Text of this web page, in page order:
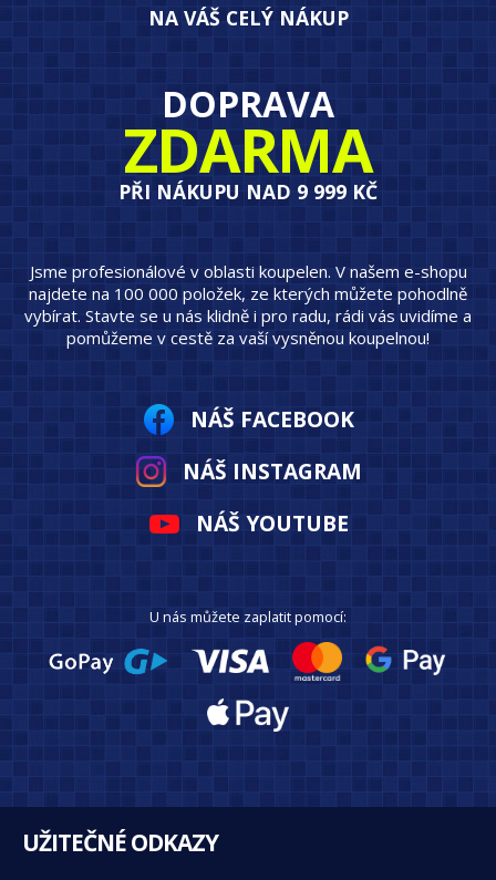
NA VÁŠ CELÝ NÁKUP
DOPRAVA
ZDARMA
PŘI NÁKUPU NAD 9 999 KČ
Jsme profesionálové v oblasti koupelen. V našem e-shopu
najdete na 100 000 položek, ze kterých můžete pohodlně
vybírat. Stavte se u nás klidně i pro radu, rádi vás uvidíme a
pomůžeme v cestě za vaší vysněnou koupelnou!
NÁŠ FACEBOOK
NÁŠ INSTAGRAM
NÁŠ YOUTUBE
U nás můžete zaplatit pomocí:
UŽITEČNÉ ODKAZY